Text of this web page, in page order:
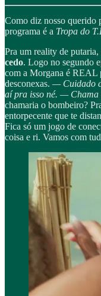
Como diz nosso querido
programa é a Tropa do
Pra um reality de putaria,
cedo. Logo no segundo
com a Morgana é REAL
desconexas. — Cuidado
aí pra isso né. — Chama
chamaria o bombeiro?
entorpecente que te
Fica só um jogo de
coisa e ri. Vamos com